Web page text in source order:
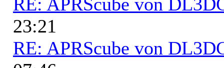
23:21
RE: APRScube von